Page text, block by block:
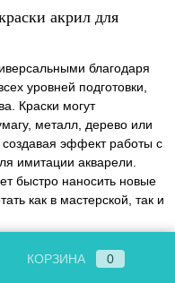
акрил для
благодаря
уровней подготовки,
Краски могут
металл, дерево или
эффект работы с
имитации акварели.
быстро наносить новые
как в мастерской, так и
для рисования,
вашим творческим
КОРЗИНА 0